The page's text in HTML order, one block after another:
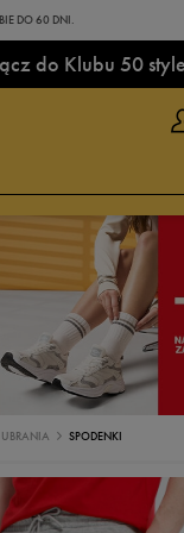
DO 60 DNI.
do Klubu 50 style
UBRANIA SPODENKI